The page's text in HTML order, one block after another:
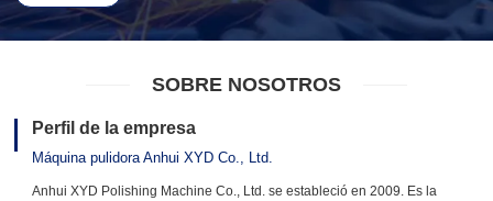
SOBRE NOSOTROS
Perfil de la empresa
Máquina pulidora Anhui XYD Co., Ltd.
Anhui XYD Polishing Machine Co., Ltd. se estableció en 2009. Es la